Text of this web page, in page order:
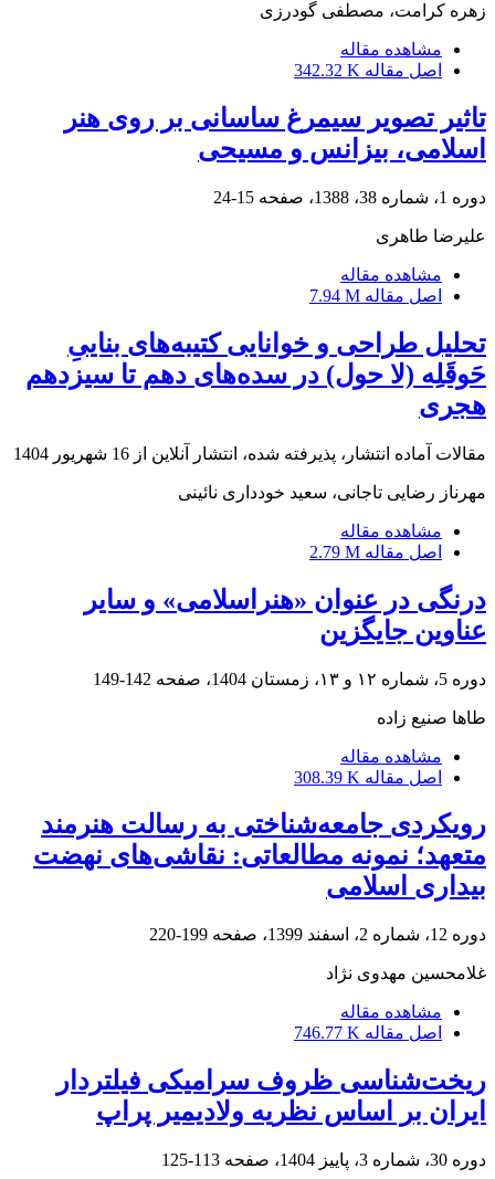
زهره کرامت، مصطفی گودرزی
مشاهده مقاله
اصل مقاله 342.32 K
تاثیر تصویر سیمرغ ساسانی بر روی هنر
اسلامی، بیزانس و مسیحی
دوره 1، شماره 38، 1388، صفحه 15-24
علیرضا طاهری
مشاهده مقاله
اصل مقاله 7.94 M
تحلیل طراحی و خوانایی کتیبه‌های بناییِ
حَوقَلِه (لا حول) در سده‌های دهم تا سیزدهم
هجری
مقالات آماده انتشار، پذیرفته شده، انتشار آنلاین از 16 شهریور 1404
مهرناز رضایی تاجانی، سعید خودداری نائینی
مشاهده مقاله
اصل مقاله 2.79 M
درنگی در عنوان «هنراسلامی» و سایر
عناوین جایگزین
دوره 5، شماره ۱۲ و ۱۳، زمستان 1404، صفحه 142-149
طاها صنیع زاده
مشاهده مقاله
اصل مقاله 308.39 K
رویکردی جامعه‌شناختی به رسالت هنرمند
متعهد؛ نمونه مطالعاتی: نقاشی‌های نهضت
بیداری اسلامی
دوره 12، شماره 2، اسفند 1399، صفحه 199-220
غلامحسین مهدوی نژاد
مشاهده مقاله
اصل مقاله 746.77 K
ریخت‌شناسی ظروف سرامیکی فیلتردار
ایران بر اساس نظریه ولادیمیر پراپ
دوره 30، شماره 3، پاییز 1404، صفحه 113-125